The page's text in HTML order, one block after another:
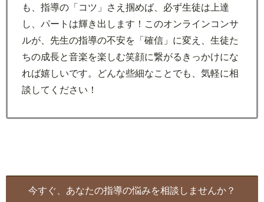
も、指導の「コツ」さえ掴めば、必ず生徒は上達
し、パートは輝き出します！このオンラインコンサ
ルが、先生の指導の不安を「確信」に変え、生徒た
ちの成長と音楽を楽しむ笑顔に繋がるきっかけにな
れば嬉しいです。どんな些細なことでも、気軽に相
談してください！
今すぐ、あなたの指導の悩みを相談しませんか？